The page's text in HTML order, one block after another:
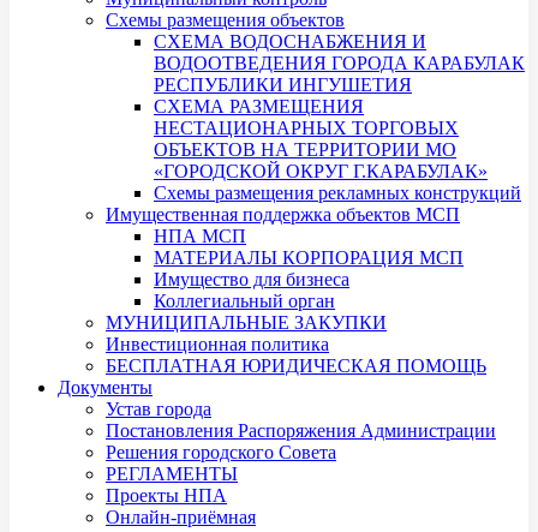
Схемы размещения объектов
СХЕМА ВОДОСНАБЖЕНИЯ И
ВОДООТВЕДЕНИЯ ГОРОДА КАРАБУЛАК
РЕСПУБЛИКИ ИНГУШЕТИЯ
СХЕМА РАЗМЕЩЕНИЯ
НЕСТАЦИОНАРНЫХ ТОРГОВЫХ
ОБЪЕКТОВ НА ТЕРРИТОРИИ МО
«ГОРОДСКОЙ ОКРУГ Г.КАРАБУЛАК»
Схемы размещения рекламных конструкций
Имущественная поддержка объектов МСП
НПА МСП
МАТЕРИАЛЫ КОРПОРАЦИЯ МСП
Имущество для бизнеса
Коллегиальный орган
МУНИЦИПАЛЬНЫЕ ЗАКУПКИ
Инвестиционная политика
БЕСПЛАТНАЯ ЮРИДИЧЕСКАЯ ПОМОЩЬ
Документы
Устав города
Постановления Распоряжения Администрации
Решения городского Совета
РЕГЛАМЕНТЫ
Проекты НПА
Онлайн-приёмная